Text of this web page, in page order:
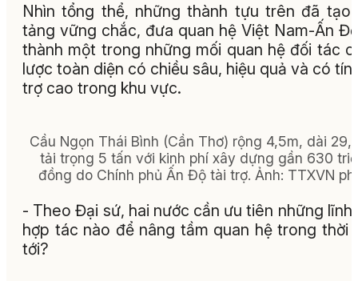
Nhìn tổng thể, những thành tựu trên đã tạo
tảng vững chắc, đưa quan hệ Việt Nam-Ấn
thành một trong những mối quan hệ đối tác
lược toàn diện có chiều sâu, hiệu quả và có
trợ cao trong khu vực.
Cầu Ngọn Thái Bình (Cần Thơ) rộng 4,5m, dài
tải trọng 5 tấn với kinh phí xây dựng gần 630
đồng do Chính phủ Ấn Độ tài trợ. Ảnh: TTXVN
- Theo Đại sứ, hai nước cần ưu tiên những lĩnh
hợp tác nào để nâng tầm quan hệ trong thời
tới?